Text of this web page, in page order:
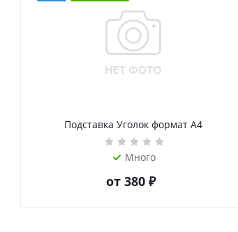
Подставка Уголок формат А4
Много
от 380 ₽